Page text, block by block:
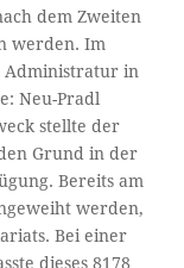
dem Zweiten
werden. Im
Administratur in
Neu-Pradl
stellte der
Grund in der
Bereits am
werden,
Bei einer
dieses 8178